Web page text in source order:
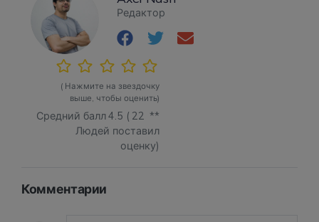
Редактор
( Нажмите на звездочку
выше, чтобы оценить)
Средний балл4.5 ( 22 **
Людей поставил
оценку)
Комментарии